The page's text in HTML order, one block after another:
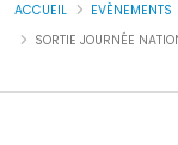
ACCUEIL
EVÈNEMENTS
SORTIE JOURNÉE